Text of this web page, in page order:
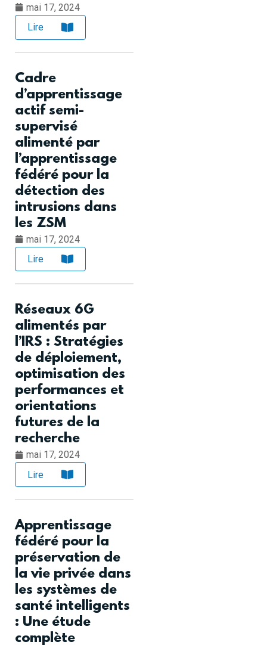
mai 17, 2024
Lire
Cadre
d’apprentissage
actif semi-
supervisé
alimenté par
l’apprentissage
fédéré pour la
détection des
intrusions dans
les ZSM
mai 17, 2024
Lire
Réseaux 6G
alimentés par
l’IRS : Stratégies
de déploiement,
optimisation des
performances et
orientations
futures de la
recherche
mai 17, 2024
Lire
Apprentissage
fédéré pour la
préservation de
la vie privée dans
les systèmes de
santé intelligents
: Une étude
complète